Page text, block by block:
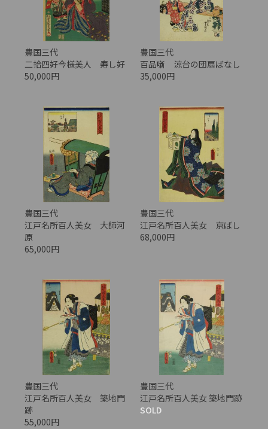
豊国三代
二拾四好今様美人 寿し好
50,000円
豊国三代
百品噺 涼台の団扇ばなし
35,000円
豊国三代
江戸名所百人美女 大師河
原
65,000円
豊国三代
江戸名所百人美女 京ばし
68,000円
豊国三代
江戸名所百人美女 築地門
跡
55,000円
豊国三代
江戸名所百人美女 築地門跡
SOLD